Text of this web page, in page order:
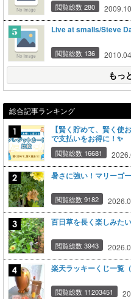
閲覧総数 280
Live at smalls/Steve
閲覧総数 136
もっ
総合記事ランキング
【賢く貯めて、賢く使
で支払いをお得に！✨
閲覧総数 16681
暑さに強い！マリーゴ
閲覧総数 9182
百日草を長く楽しみたい
閲覧総数 3943
楽天ラッキーくじ一覧（
閲覧総数 11203451